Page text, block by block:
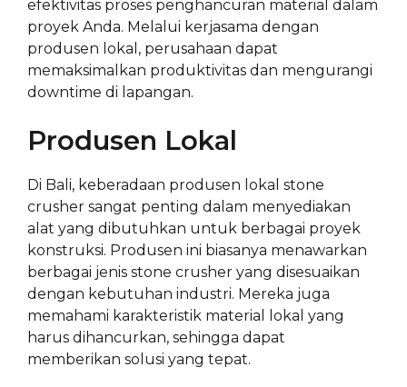
efektivitas proses penghancuran material dalam
proyek Anda. Melalui kerjasama dengan
produsen lokal, perusahaan dapat
memaksimalkan produktivitas dan mengurangi
downtime di lapangan.
Produsen Lokal
Di Bali, keberadaan produsen lokal stone
crusher sangat penting dalam menyediakan
alat yang dibutuhkan untuk berbagai proyek
konstruksi. Produsen ini biasanya menawarkan
berbagai jenis stone crusher yang disesuaikan
dengan kebutuhan industri. Mereka juga
memahami karakteristik material lokal yang
harus dihancurkan, sehingga dapat
memberikan solusi yang tepat.